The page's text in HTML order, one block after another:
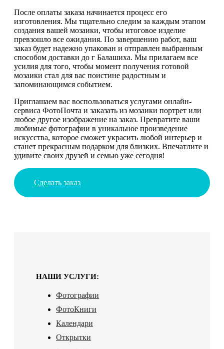
После оплаты заказа начинается процесс его
изготовления. Мы тщательно следим за каждым этапом
создания вашей мозаики, чтобы итоговое изделие
превзошло все ожидания. По завершению работ, ваш
заказ будет надежно упакован и отправлен выбранным
способом доставки до г Балашиха. Мы прилагаем все
усилия для того, чтобы момент получения готовой
мозаики стал для вас поистине радостным и
запоминающимся событием.
Приглашаем вас воспользоваться услугами онлайн-
сервиса ФотоПочта и заказать из мозаики портрет или
любое другое изображение на заказ. Превратите ваши
любимые фотографии в уникальное произведение
искусства, которое сможет украсить любой интерьер и
станет прекрасным подарком для близких. Впечатлите и
удивите своих друзей и семью уже сегодня!
Сделать заказ
НАШИ УСЛУГИ:
Фотографии
ФотоКниги
Календари
Открытки